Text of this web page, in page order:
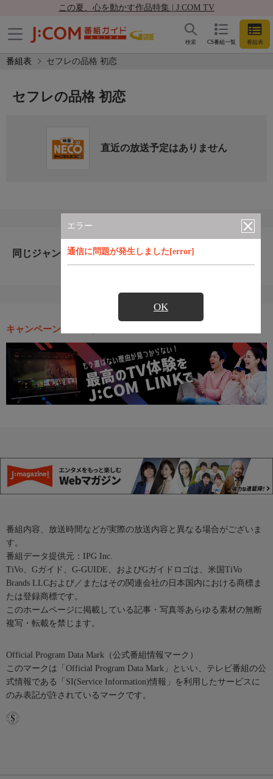
この夏、心を動かす作品特集 | J:COM TV
CS番組一覧 番組表
検索
番組表 セフレの品格 初恋
エラー
通信に問題が発生しました[error]
OK
セフレの品格 初恋
直近の放送予定はありません
同じジャンルのおすすめ番組
キャンペーン・お得な情報
番組内容、放送時間などが実際の放送内容と異なる場合がございま
す。
番組データ提供元：IPG Inc.
TiVo、Gガイド、G-GUIDE、およびGガイドロゴは、米国TiVo
Brands LLCおよび／またはその関連会社の日本国内における商標ま
たは登録商標です。
このホームページに掲載している記事・写真等あらゆる素材の無断
複写・転載を禁じます。
Official Program Data Mark（公式番組情報マーク）
このマークは「Official Program Data Mark」といい、テレビ番組の公
式情報である「SI(Service Information)情報」を利用したサービスに
のみ表記が許されているマークです。